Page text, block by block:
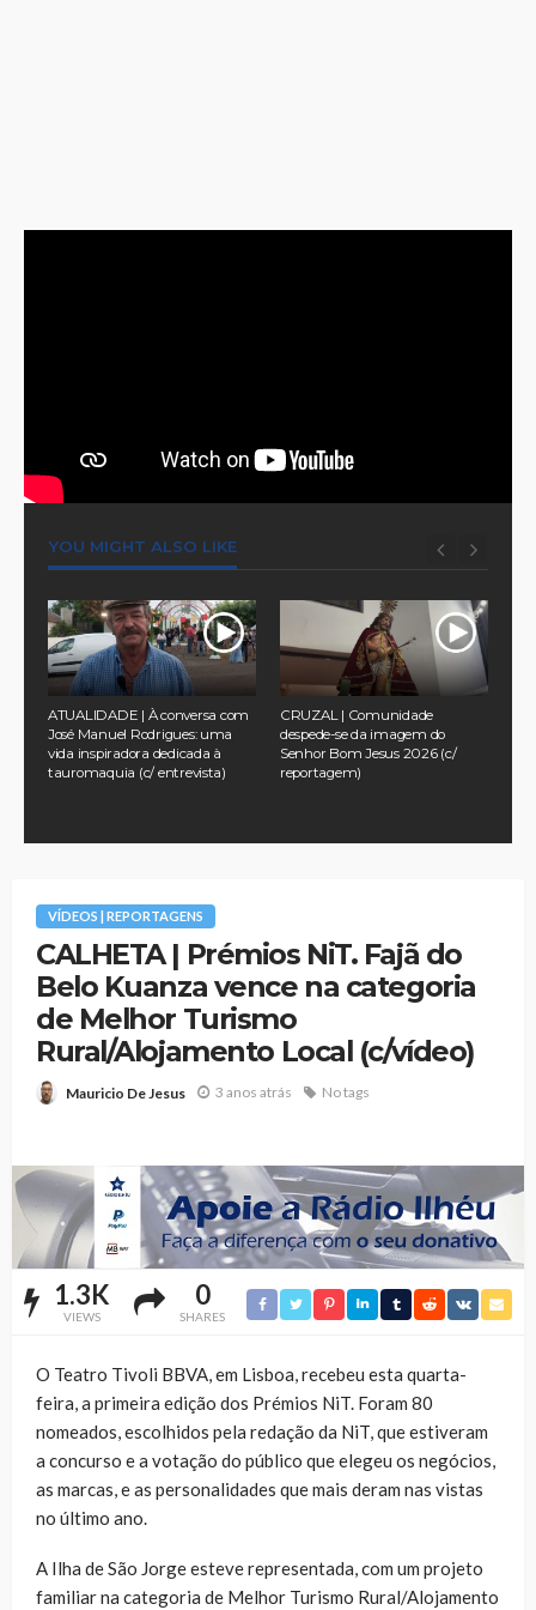
YOU MIGHT ALSO LIKE
ATUALIDADE | À conversa com
José Manuel Rodrigues: uma
vida inspiradora dedicada à
tauromaquia (c/ entrevista)
CRUZAL | Comunidade
despede-se da imagem do
Senhor Bom Jesus 2026 (c/
reportagem)
VÍDEOS | REPORTAGENS
CALHETA | Prémios NiT. Fajã do
Belo Kuanza vence na categoria
de Melhor Turismo
Rural/Alojamento Local (c/vídeo)
Mauricio De Jesus 3 anos atrás No tags
1.3K
VIEWS
0
SHARES
O Teatro Tivoli BBVA, em Lisboa, recebeu esta quarta-
feira, a primeira edição dos Prémios NiT. Foram 80
nomeados, escolhidos pela redação da NiT, que estiveram
a concurso e a votação do público que elegeu os negócios,
as marcas, e as personalidades que mais deram nas vistas
no último ano.
A Ilha de São Jorge esteve representada, com um projeto
familiar na categoria de Melhor Turismo Rural/Alojamento